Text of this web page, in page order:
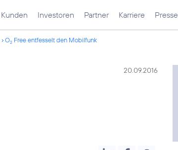
Kunden Investoren Partner Karriere Presse
O2 Free entfesselt den Mobilfunk
20.09.2016